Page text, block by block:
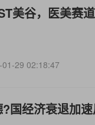
美谷，医美赛
29 02:18:47
国经济衰退加